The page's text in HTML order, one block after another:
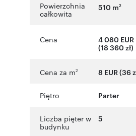
Powierzchnia
całkowita
510 m2
Cena
4 080 EUR
(18 360 zł)
Cena za m2 8 EUR (36
Piętro Parter
Liczba pięter w
budynku
5